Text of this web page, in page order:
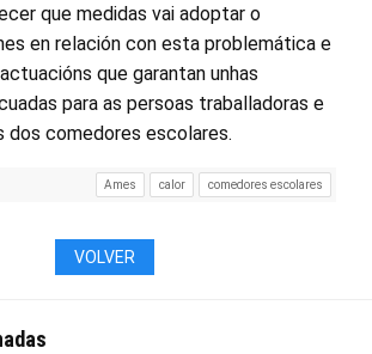
que medidas vai adoptar o
en relación con esta problemática e
que garantan unhas
para as persoas traballadoras e
dos comedores escolares.
Ames calor comedores escolares
VOLVER